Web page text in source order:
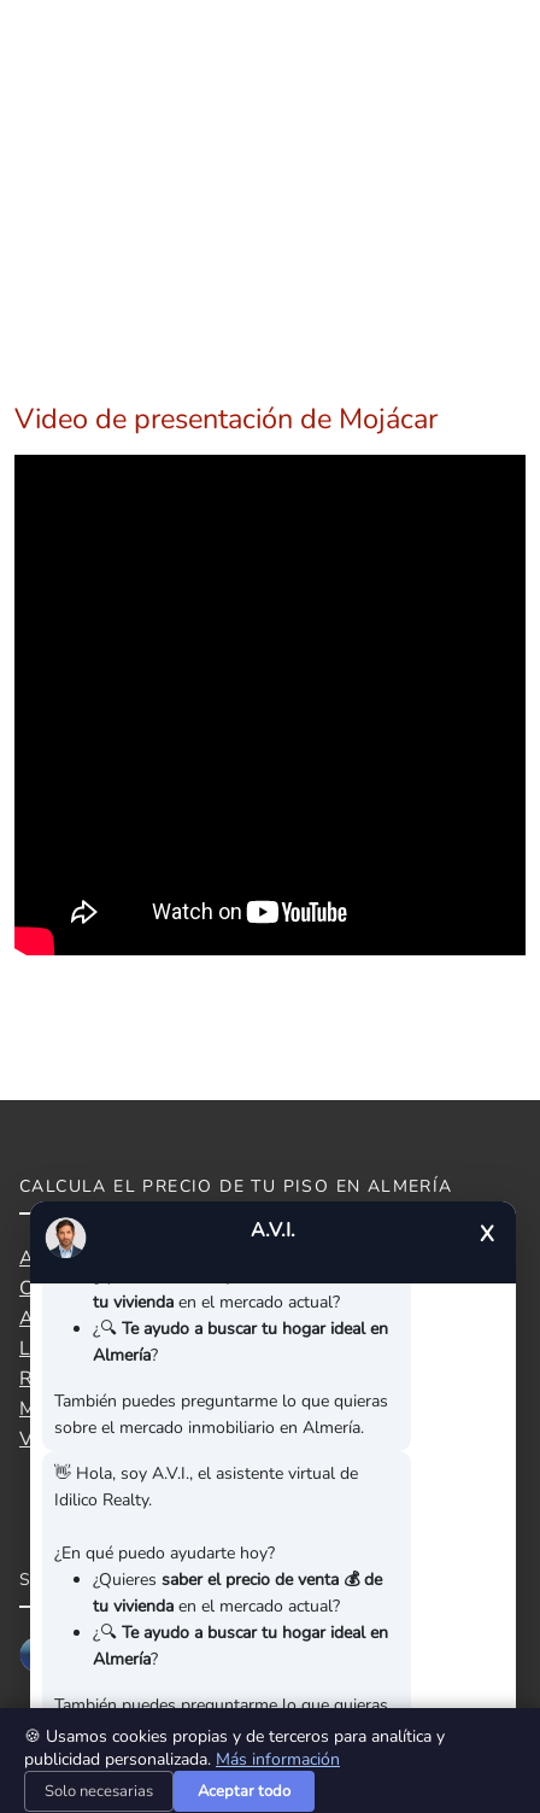
Video de presentación de Mojácar
CALCULA EL PRECIO DE TU PISO EN ALMERÍA
Almeria capital
Cuevas del
Almanzora
Garrucha Huercal-Overa
Los Gallardos
Roquetas de
Mar
Terreros
Vera Villaricos
SÍGUENOS EN REDES SOCIALES
A.V.I. X
Idilico Realty.
¿En qué puedo ayudarte hoy?
tu viviendaen el mercado actual?
¿🔍 Te ayudo a buscar tu hogar ideal en
Almería?
También puedes preguntarme lo que quieras
sobre el mercado inmobiliario en Almería.
👋 Hola, soy A.V.I., el asistente virtual de
Idilico Realty.
¿En qué puedo ayudarte hoy?
¿Quieres saber el precio de venta 💰 de
tu viviendaen el mercado actual?
¿🔍 Te ayudo a buscar tu hogar ideal en
Almería?
También puedes preguntarme lo que quieras
sobre el mercado inmobiliario en Almería.
🍪 Usamos cookies propias y de terceros para analítica y
publicidad personalizada. Más información
Solo necesarias Aceptar todo